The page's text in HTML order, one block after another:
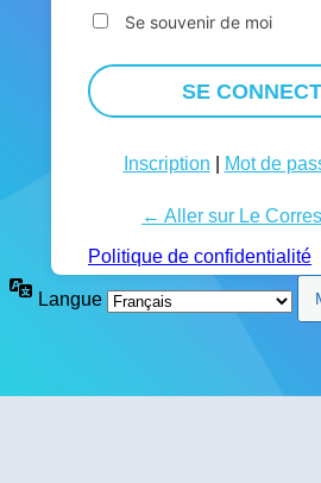
Se souvenir de moi
Inscription Mot de
← Aller sur Le
Politique de confidentialité
Langue